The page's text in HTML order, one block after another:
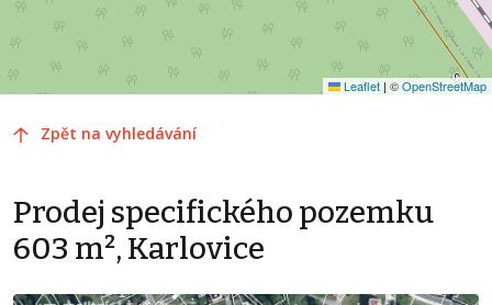
Leaflet | ©OpenStreetMap
Zpět na vyhledávání
Prodej specifického pozemku
603 m², Karlovice